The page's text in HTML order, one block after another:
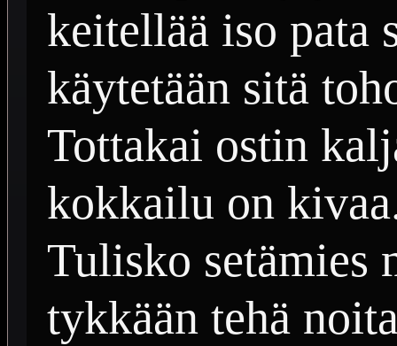
keitellää iso pata
käytetään sitä
Tottakai ostin
kokkailu on
Tulisko setämies
tykkään tehä